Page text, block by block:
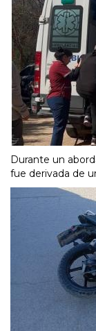
Durante un
fue derivada de